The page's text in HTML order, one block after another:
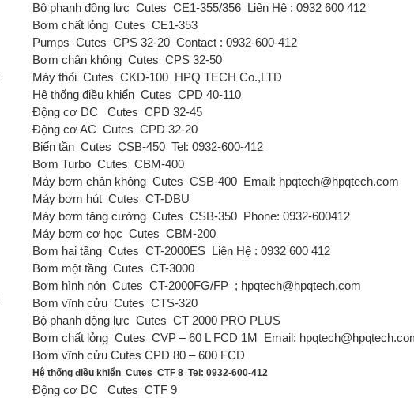
Bộ phanh động lực Cutes CE1-355/356 Liên Hệ : 0932 600 412
Bơm chất lỏng Cutes CE1-353
Pumps Cutes CPS 32-20 Contact : 0932-600-412
Bơm chân không Cutes CPS 32-50
Máy thổi Cutes CKD-100 HPQ TECH Co.,LTD
Hệ thống điều khiển Cutes CPD 40-110
Động cơ DC
Cutes CPD 32-45
Động cơ AC Cutes CPD 32-20
Biến tần Cutes CSB-450 Tel: 0932-600-412
Bơm Turbo Cutes CBM-400
Máy bơm chân không Cutes CSB-400 Email: hpqtech@hpqtech.com
Máy bơm hút Cutes CT-DBU
Máy bơm tăng cường Cutes CSB-350 Phone: 0932-600412
Máy bơm cơ học Cutes CBM-200
Bơm hai tầng Cutes CT-2000ES Liên Hệ : 0932 600 412
Bơm một tầng Cutes CT-3000
Bơm hình nón Cutes CT-2000FG/FP ; hpqtech@hpqtech.com
Bơm vĩnh cửu Cutes CTS-320
Bộ phanh động lực Cutes CT 2000 PRO PLUS
Bơm chất lỏng Cutes CVP – 60 L FCD 1M Email:
Bơm vĩnh cửu Cutes CPD 80 – 600 FCD
Hệ thống điều khiển Cutes CTF 8 Tel: 0932-600-412
Động cơ DC Cutes CTF 9